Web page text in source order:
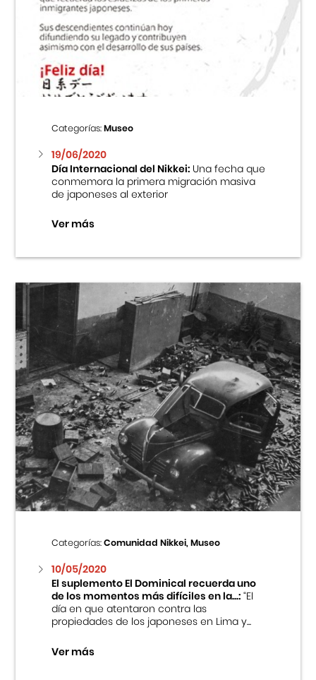
Categorías:Museo
19/06/2020
Día Internacional del Nikkei:Una fecha que
conmemora la primera migración masiva
de japoneses al exterior
Ver más
Categorías:Comunidad Nikkei, Museo
10/05/2020
El suplemento El Dominical recuerda uno
de los momentos más difíciles en la...:“El
día en que atentaron contra las
propiedades de los japoneses en Lima y...
Ver más